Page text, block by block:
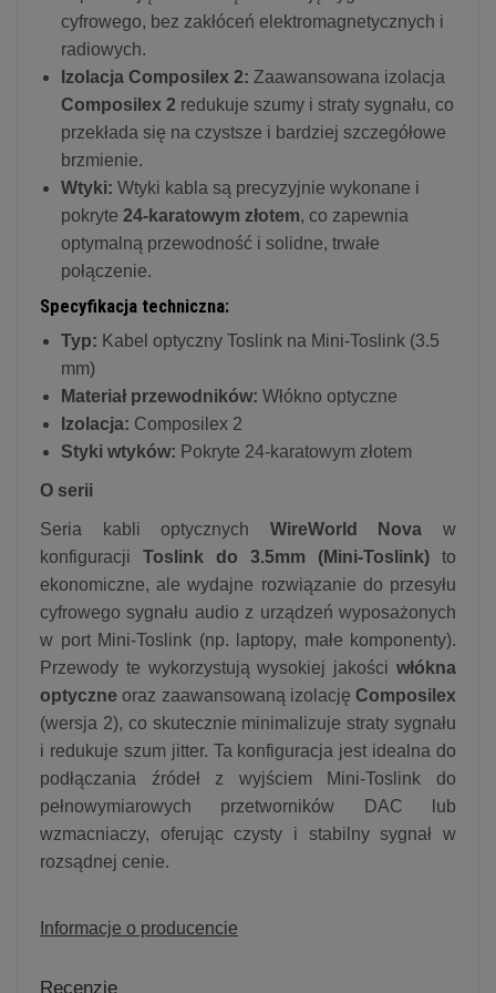
cyfrowego, bez zakłóceń elektromagnetycznych i
radiowych.
Izolacja Composilex 2: Zaawansowana izolacja
Composilex 2 redukuje szumy i straty sygnału, co
przekłada się na czystsze i bardziej szczegółowe
brzmienie.
Wtyki: Wtyki kabla są precyzyjnie wykonane i
pokryte 24-karatowym złotem, co zapewnia
optymalną przewodność i solidne, trwałe
połączenie.
Specyfikacja techniczna:
Typ: Kabel optyczny Toslink na Mini-Toslink (3.5
mm)
Materiał przewodników: Włókno optyczne
Izolacja: Composilex 2
Styki wtyków: Pokryte 24-karatowym złotem
O serii
Seria kabli optycznych WireWorld Nova w
konfiguracji Toslink do 3.5mm (Mini-Toslink) to
ekonomiczne, ale wydajne rozwiązanie do przesyłu
cyfrowego sygnału audio z urządzeń wyposażonych
w port Mini-Toslink (np. laptopy, małe komponenty).
Przewody te wykorzystują wysokiej jakości włókna
optyczne oraz zaawansowaną izolację Composilex
(wersja 2), co skutecznie minimalizuje straty sygnału
i redukuje szum jitter. Ta konfiguracja jest idealna do
podłączania źródeł z wyjściem Mini-Toslink do
pełnowymiarowych przetworników DAC lub
wzmacniaczy, oferując czysty i stabilny sygnał w
rozsądnej cenie.
Informacje o producencie
Recenzje